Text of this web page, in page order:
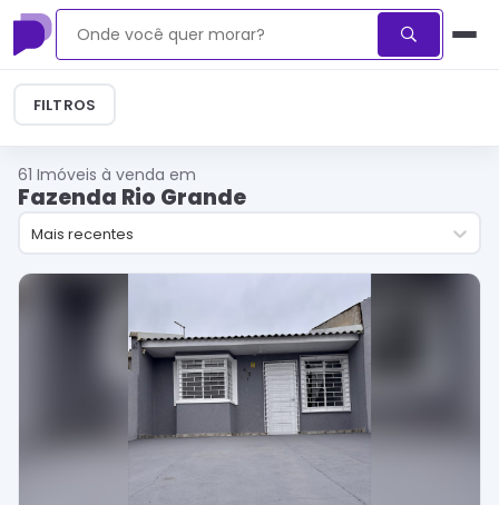
FILTROS
61 Imóveis à venda em
Fazenda Rio Grande
Mais recentes